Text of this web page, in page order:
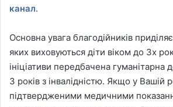
канал.
Основна увага благодійників
яких виховуються діти віком до 3х
ініціативи передбачена гуманітарна
3 років з інвалідністю. Якщо у Вашій
підтвердженими медичними